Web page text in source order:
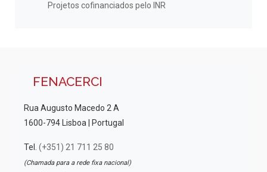
Projetos cofinanciados pelo INR
FENACERCI
Rua Augusto Macedo 2 A
1600-794 Lisboa | Portugal
Tel. (+351) 21 711 25 80
(Chamada para a rede fixa nacional)